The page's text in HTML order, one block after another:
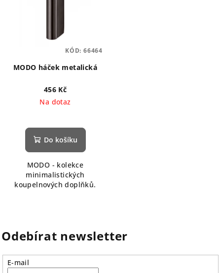
MODO háček metalická
456 Kč
Na dotaz
Do košíku
MODO - kolekce
minimalistických
koupelnových doplňků.
KÓD: 66464
Odebírat newsletter
E-mail